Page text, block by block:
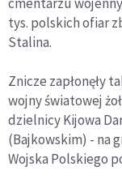
tys. polskich ofiar
Stalina.
Znicze zapłonęły
wojny światowej
dzielnicy Kijowa
(Bajkowskim) - na
Wojska Polskiego